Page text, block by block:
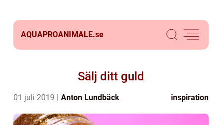
AQUAPROANIMALE.se
Sälj ditt guld
01 juli 2019 Anton Lundbäck inspiration